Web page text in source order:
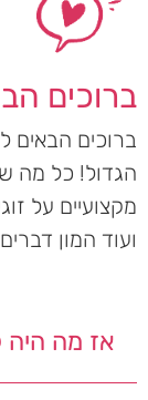
ברוכים
ברוכים הבאים
הגדול! כל מה
מקצועיים על
ועוד המון
אז מה היה